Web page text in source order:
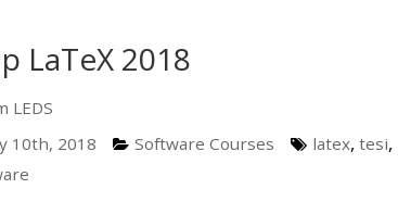
LaTeX 2018
LEDS
10th, 2018
Software Courses latex, tesi,